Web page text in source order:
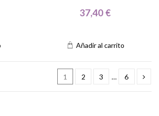
37,40 €
Añadir al carrito
1 2 3 … 6